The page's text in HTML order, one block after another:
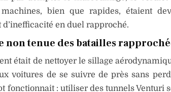
bien que rapides, étaient
en duel rapproché.
non tenue des batailles
était de nettoyer le sillage
voitures de se suivre de près sans
fonctionnait : utiliser des tunnels Venturi